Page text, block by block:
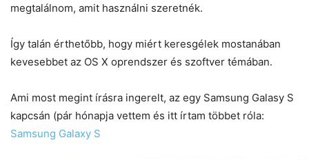
megtalálnom, amit használni szeretnék.
Így talán érthetőbb, hogy miért keresgélek mostanában
kevesebbet az OS X oprendszer és szoftver témában.
Ami most megint írásra ingerelt, az egy Samsung Galasy S
kapcsán (pár hónapja vettem és itt írtam többet róla:
Samsung Galaxy S